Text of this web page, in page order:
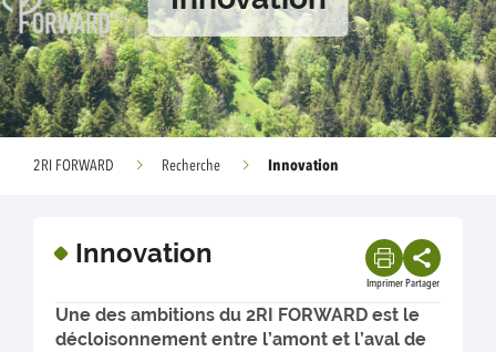
2RI FORWARD Recherche Innovation
Innovation
Imprimer Partager
Une des ambitions du 2RI FORWARD est le
décloisonnement entre l’amont et l’aval de